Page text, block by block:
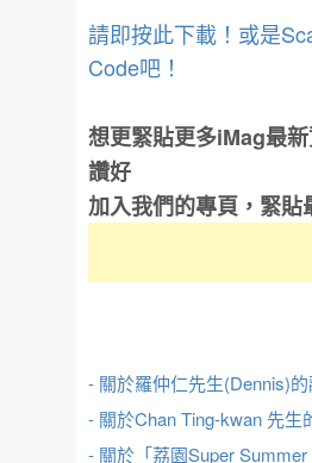
請即按此下載！或是
Code吧！
想更緊貼更多iMag最
讚好
加入我們的專頁，緊貼
- 關於羅仲仁先生(Dennis)
- 關於Chan Ting-kwan 先生
- 關於「荔園Super